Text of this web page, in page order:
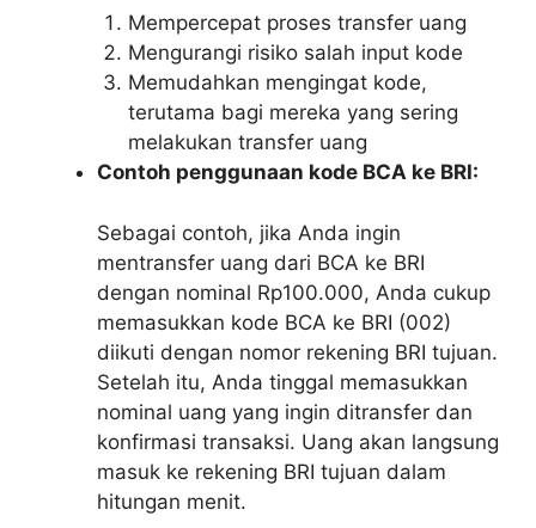
Mempercepat proses transfer uang
Mengurangi risiko salah input kode
Memudahkan mengingat kode,
terutama bagi mereka yang sering
melakukan transfer uang
Contoh penggunaan kode BCA ke BRI:
Sebagai contoh, jika Anda ingin
mentransfer uang dari BCA ke BRI
dengan nominal Rp100.000, Anda cukup
memasukkan kode BCA ke BRI (002)
diikuti dengan nomor rekening BRI tujuan.
Setelah itu, Anda tinggal memasukkan
nominal uang yang ingin ditransfer dan
konfirmasi transaksi. Uang akan langsung
masuk ke rekening BRI tujuan dalam
hitungan menit.